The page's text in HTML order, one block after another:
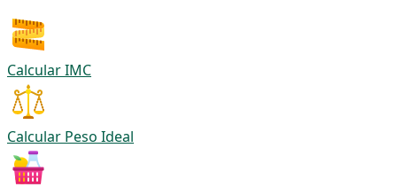
Calcular IMC
Calcular Peso Ideal